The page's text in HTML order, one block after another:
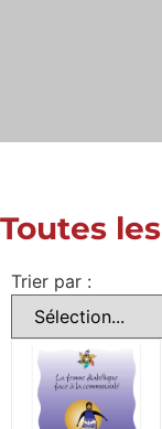
Toutes
Trier par :